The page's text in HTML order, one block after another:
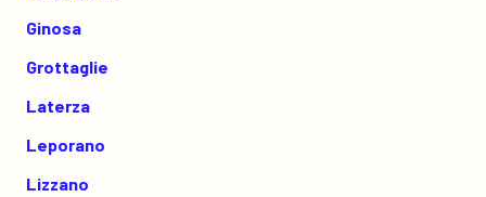
Ginosa
Grottaglie
Laterza
Leporano
Lizzano